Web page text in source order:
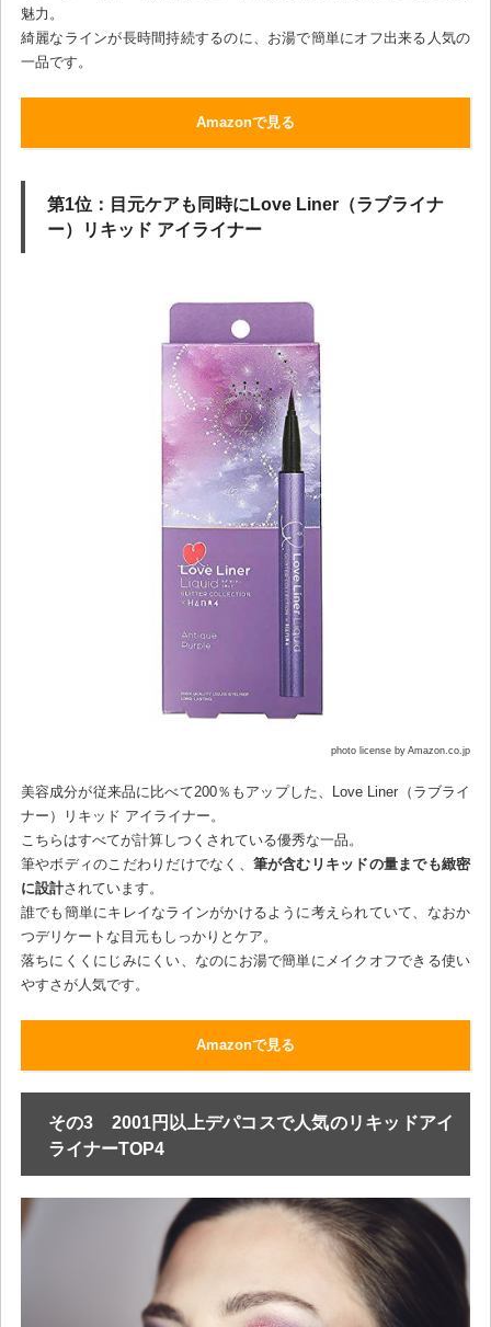
魅力。
綺麗なラインが長時間持続するのに、お湯で簡単にオフ出来る人気の
一品です。
Amazonで見る
第1位：目元ケアも同時にLove Liner（ラブライナ
ー）リキッド アイライナー
photo license by Amazon.co.jp
美容成分が従来品に比べて200％もアップした、Love Liner（ラブライ
ナー）リキッド アイライナー。
こちらはすべてが計算しつくされている優秀な一品。
筆やボディのこだわりだけでなく、 筆が含むリキッドの量までも緻密
に設計されています。
誰でも簡単にキレイなラインがかけるように考えられていて、なおか
つデリケートな目元もしっかりとケア。
落ちにくくにじみにくい、なのにお湯で簡単にメイクオフできる使い
やすさが人気です。
Amazonで見る
その3 2001円以上デパコスで人気のリキッドアイ
ライナーTOP4